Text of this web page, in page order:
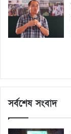
সর্বশেষ সংবাদ